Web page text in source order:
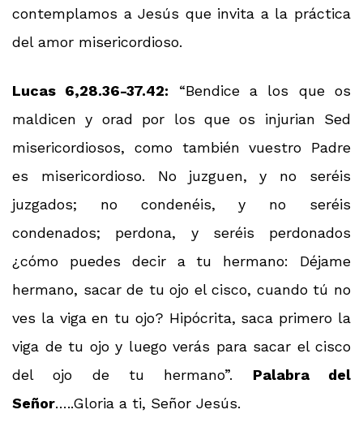
contemplamos a Jesús que invita a la práctica
del amor misericordioso.
Lucas 6,28.36-37.42: “Bendice a los que os
maldicen y orad por los que os injurian Sed
misericordiosos, como también vuestro Padre
es misericordioso. No juzguen, y no seréis
juzgados; no condenéis, y no seréis
condenados; perdona, y seréis perdonados
¿cómo puedes decir a tu hermano: Déjame
hermano, sacar de tu ojo el cisco, cuando tú no
ves la viga en tu ojo? Hipócrita, saca primero la
viga de tu ojo y luego verás para sacar el cisco
del ojo de tu hermano”. Palabra del
Señor…..Gloria a ti, Señor Jesús.